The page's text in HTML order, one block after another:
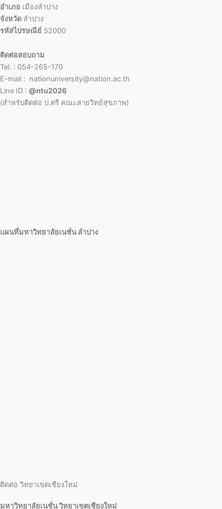
อำเภอ เมืองลำปาง
จังหวัด ลำปาง
รหัสไปรษณีย์ 52000
ติดต่อสอบถาม
Tel. : 054-265-170
E-mail : nationuniversity@nation.ac.th
Line ID : @ntu2026
(สำหรับติดต่อ ป.ตรี คณะสายวิทย์สุขภาพ)
แผนที่มหาวิทยาลัยเนชั่น ลำปาง
ติดต่อ วิทยาเขตเชียงใหม่
มหาวิทยาลัยเนชั่น วิทยาเขตเชียงใหม่